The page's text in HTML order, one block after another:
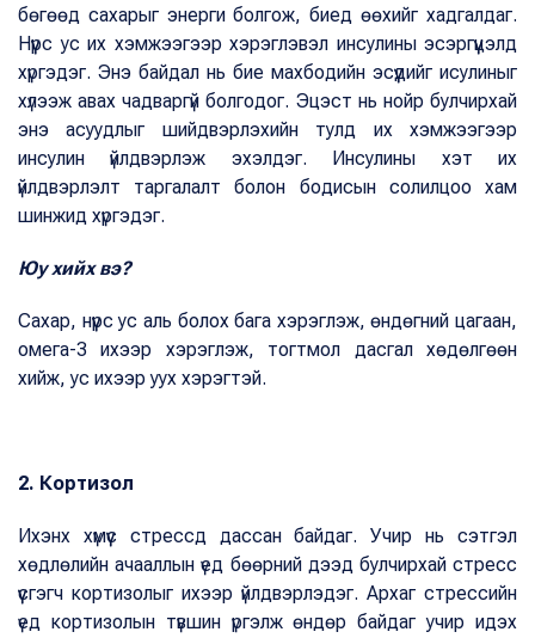
бөгөөд сахарыг энерги болгож, биед өөхийг хадгалдаг.
Нүүрс ус их хэмжээгээр хэрэглэвэл инсулины эсэргүүцэлд
хүргэдэг. Энэ байдал нь бие махбодийн эсүүдийг исулиныг
хүлээж авах чадваргүй болгодог. Эцэст нь нойр булчирхай
энэ асуудлыг шийдвэрлэхийн тулд их хэмжээгээр
инсулин үйлдвэрлэж эхэлдэг. Инсулины хэт их
үйлдвэрлэлт таргалалт болон бодисын солилцоо хам
шинжид хүргэдэг.
Юу хийх вэ?
Сахар, нүүрс ус аль болох бага хэрэглэж, өндөгний цагаан,
омега-3 ихээр хэрэглэж, тогтмол дасгал хөдөлгөөн
хийж, ус ихээр уух хэрэгтэй.
2. Кортизол
Ихэнх хүмүүс стрессд дассан байдаг. Учир нь сэтгэл
хөдлөлийн ачааллын үед бөөрний дээд булчирхай стресс
үүсгэгч кортизолыг ихээр үйлдвэрлэдэг. Архаг стрессийн
үед кортизолын түвшин үргэлж өндөр байдаг учир идэх